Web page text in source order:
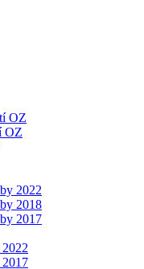
OZ
OZ
2022
2018
2017